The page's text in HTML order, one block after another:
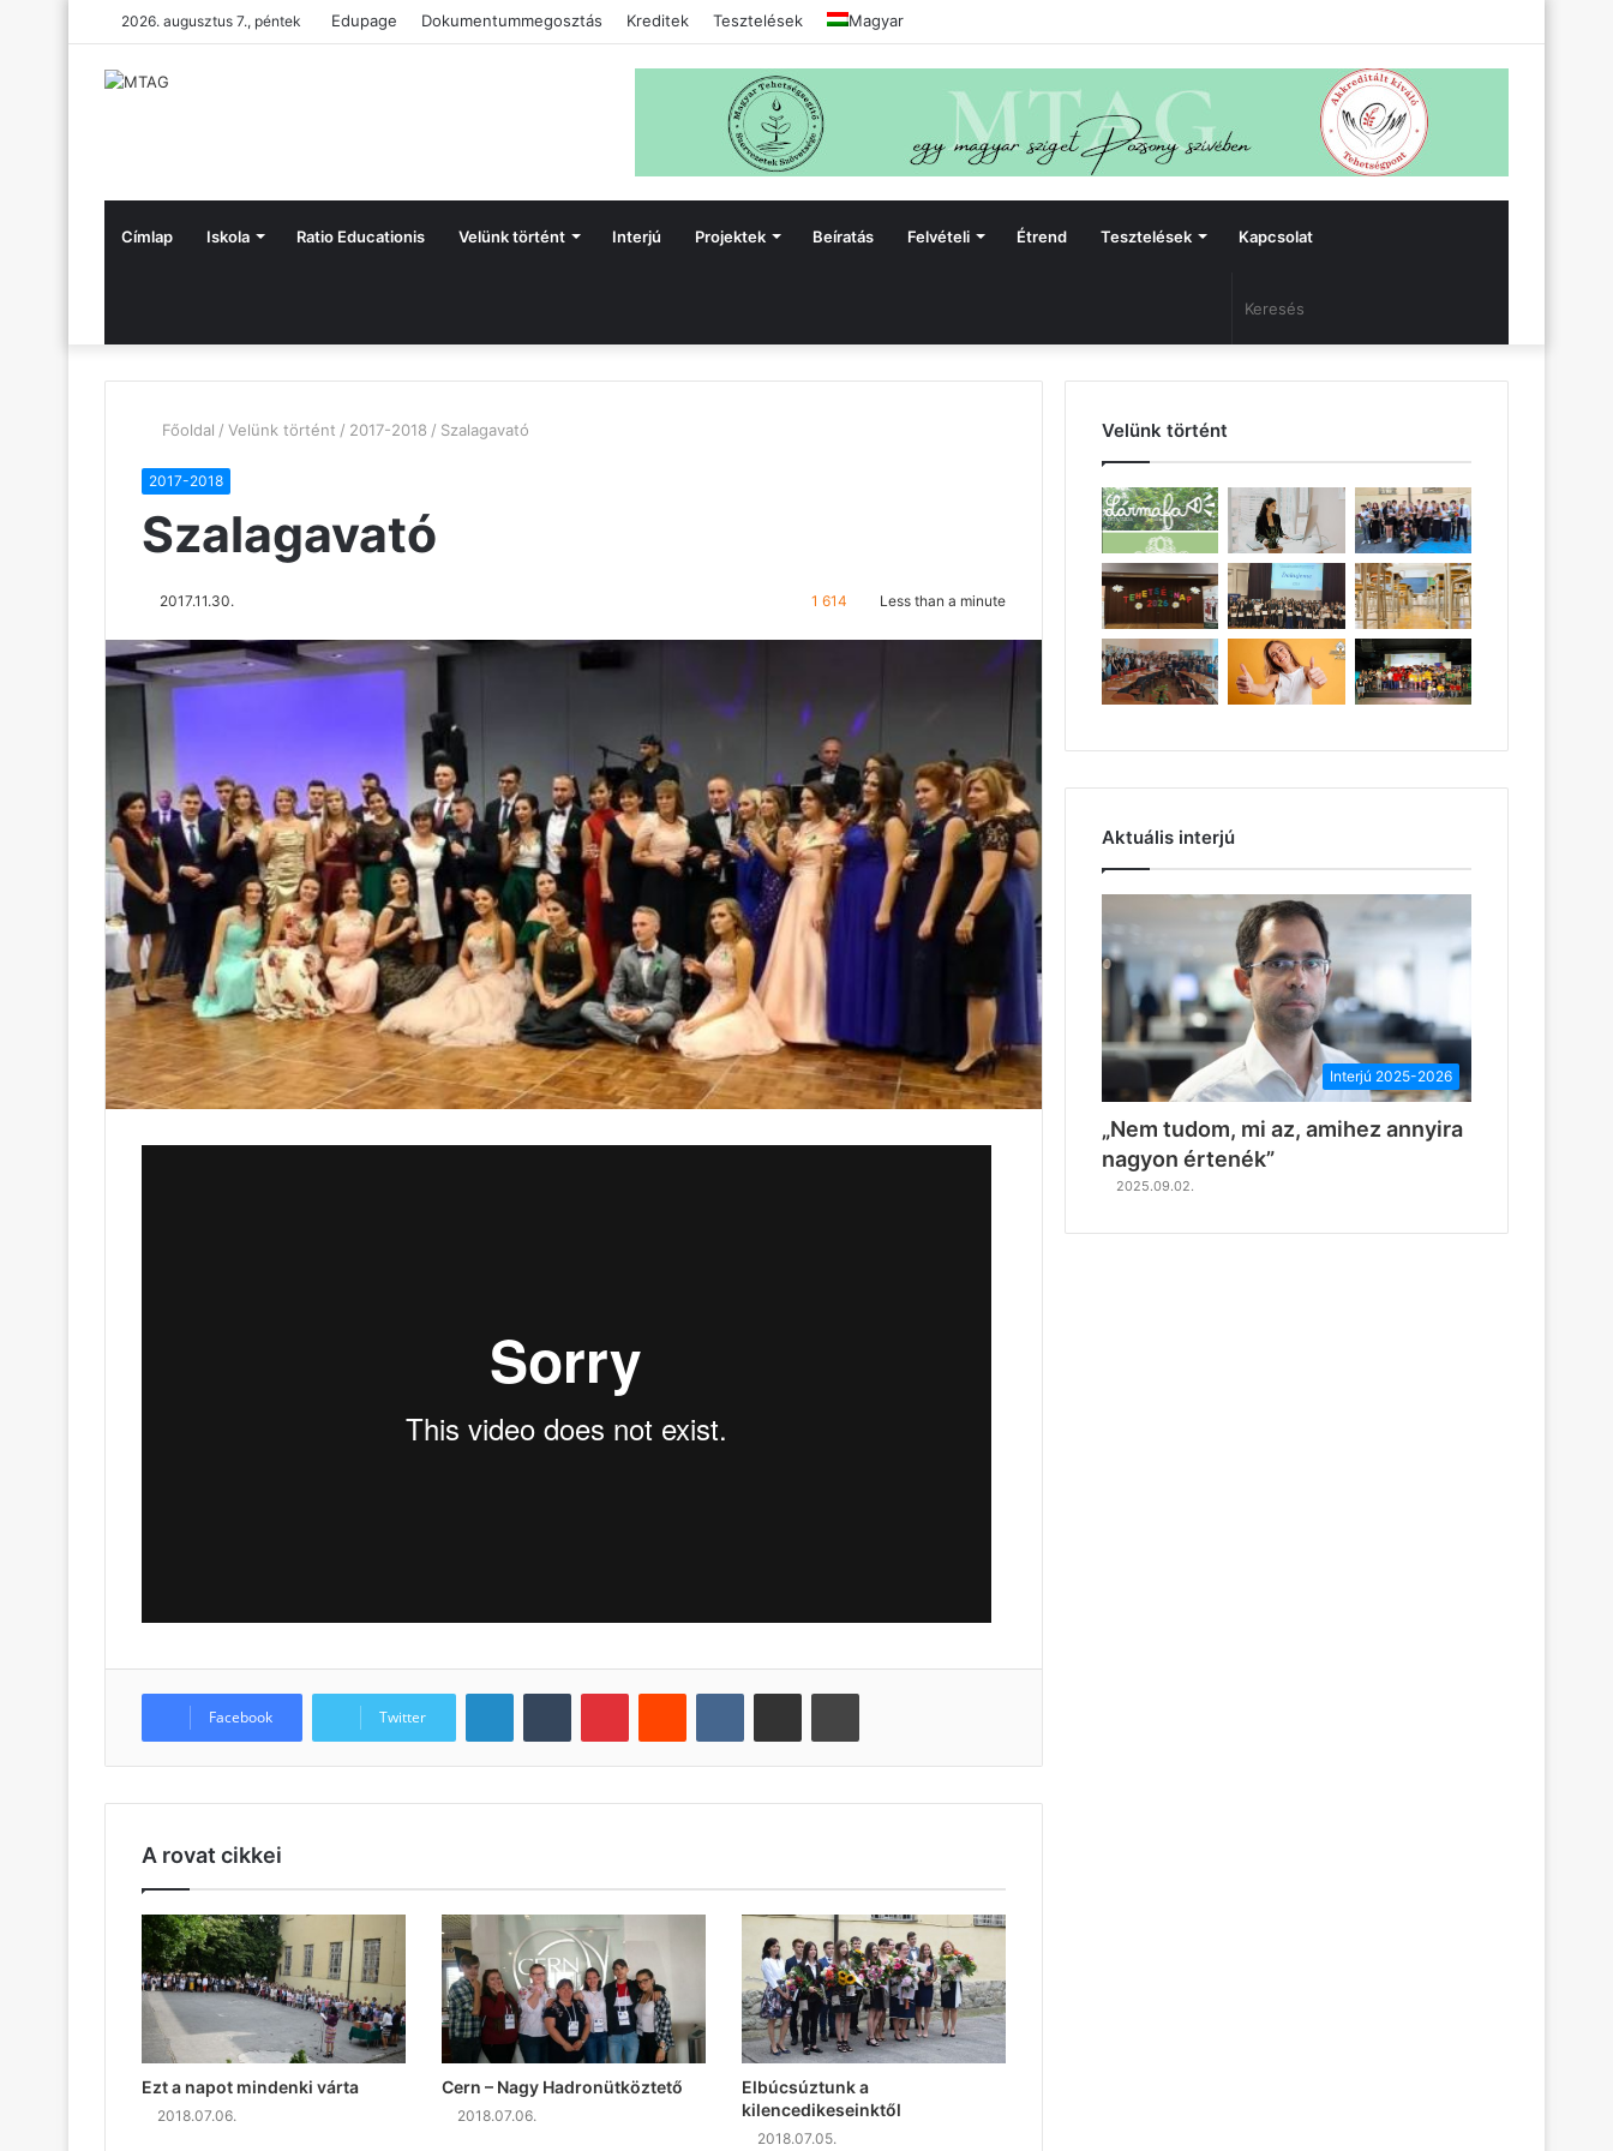
2026. augusztus 7., péntek Edupage Dokumentummegosztás Kreditek Tesztelések Magyar
Címlap Iskola Ratio Educationis Velünk történt Interjú Projektek Beíratás Felvételi Étrend Tesztelések Kapcsolat
Főoldal / Velünk történt / 2017-2018 / Szalagavató
2017-2018
Szalagavató
2017.11.30. 1 614 Less than a minute
Facebook Twitter
A rovat cikkei
Ezt a napot mindenki várta
2018.07.06.
Cern – Nagy Hadronütköztető
2018.07.06.
Elbúcsúztunk a
kilencedikeseinktől
2018.07.05.
Velünk történt
Aktuális interjú
Interjú 2025-2026
„Nem tudom, mi az, amihez annyira
nagyon értenék”
2025.09.02.